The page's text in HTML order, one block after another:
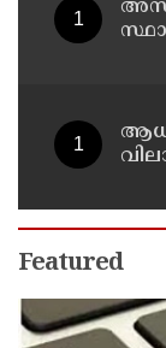
Featured